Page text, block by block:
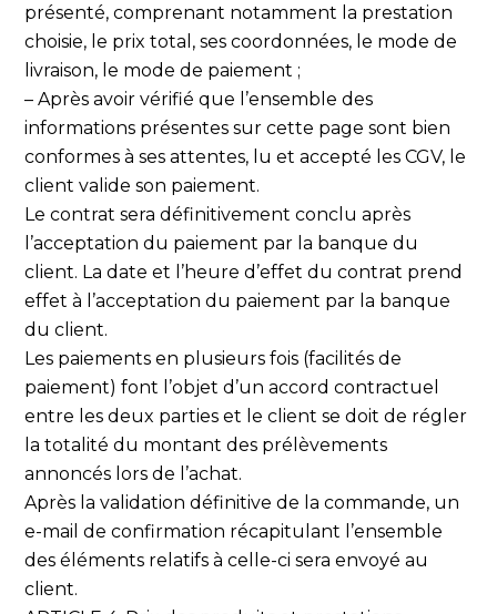
présenté, comprenant notamment la prestation
choisie, le prix total, ses coordonnées, le mode de
livraison, le mode de paiement ;
– Après avoir vérifié que l’ensemble des
informations présentes sur cette page sont bien
conformes à ses attentes, lu et accepté les CGV, le
client valide son paiement.
Le contrat sera définitivement conclu après
l’acceptation du paiement par la banque du
client. La date et l’heure d’effet du contrat prend
effet à l’acceptation du paiement par la banque
du client.
Les paiements en plusieurs fois (facilités de
paiement) font l’objet d’un accord contractuel
entre les deux parties et le client se doit de régler
la totalité du montant des prélèvements
annoncés lors de l’achat.
Après la validation définitive de la commande, un
e-mail de confirmation récapitulant l’ensemble
des éléments relatifs à celle-ci sera envoyé au
client.